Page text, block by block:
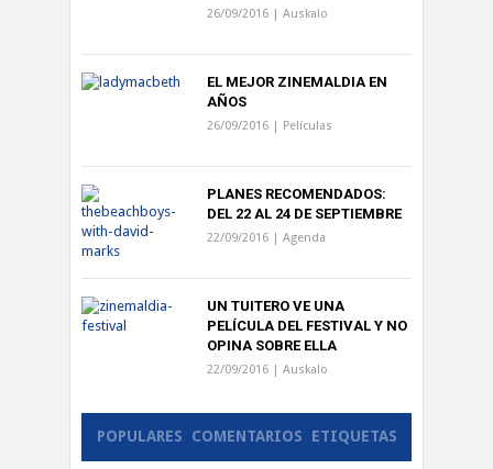
26/09/2016 | Auskalo
EL MEJOR ZINEMALDIA EN
AÑOS
26/09/2016 | Películas
PLANES RECOMENDADOS:
DEL 22 AL 24 DE SEPTIEMBRE
22/09/2016 | Agenda
UN TUITERO VE UNA
PELÍCULA DEL FESTIVAL Y NO
OPINA SOBRE ELLA
22/09/2016 | Auskalo
POPULARES COMENTARIOS ETIQUETAS